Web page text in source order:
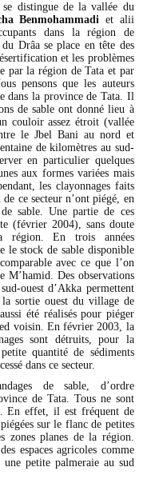
distingue de la vallée du
Benmohammadi et alii
dans la région de
Drâa se place en tête des
et les problèmes
par la région de Tata et par
pensons que les auteurs
dans la province de Tata. Il
de sable ont donné lieu à
couloir assez étroit (vallée
le Jbel Bani au nord et
de kilomètres au sud-
en particulier quelques
aux formes variées mais
les clayonnages faits
ce secteur n’ont piégé, en
sable. Une partie de ces
(février 2004), sans doute
région. En trois années
le stock de sable disponible
avec ce que l’on
M’hamid. Des observations
ouest d’Akka permettent
sortie ouest du village de
été réalisés pour piéger
voisin. En février 2003, la
sont détruits, pour la
quantité de sédiments
dans ce secteur.
de sable, d’ordre
de Tata. Tous ne sont
En effet, il est fréquent de
sur le flanc de petites
zones planes de la région.
espaces agricoles comme
petite palmeraie au sud